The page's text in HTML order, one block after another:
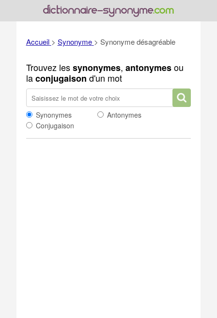
Accueil > Synonyme > Synonyme désagréable
Trouvez lessynonymes, antonymesou
laconjugaison d'un mot
Synonymes
Antonymes
Conjugaison